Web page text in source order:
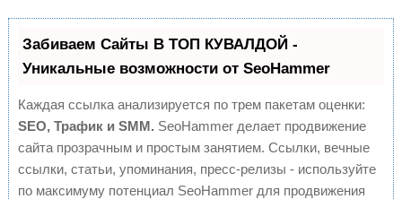
Забиваем Сайты В ТОП КУВАЛДОЙ -
Уникальные возможности от SeoHammer
Каждая ссылка анализируется по трем пакетам оценки:
SEO, Трафик и SMM. SeoHammer делает продвижение
сайта прозрачным и простым занятием. Ссылки, вечные
ссылки, статьи, упоминания, пресс-релизы - используйте
по максимуму потенциал SeoHammer для продвижения